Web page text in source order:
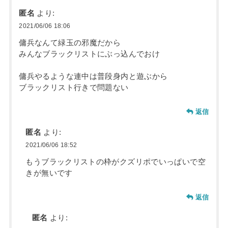
匿名 より:
2021/06/06 18:06
傭兵なんて緑玉の邪魔だから
みんなブラックリストにぶっ込んでおけ
傭兵やるような連中は普段身内と遊ぶから
ブラックリスト行きで問題ない
返信
匿名 より:
2021/06/06 18:52
もうブラックリストの枠がクズリポでいっぱいで空
きが無いです
返信
匿名 より: